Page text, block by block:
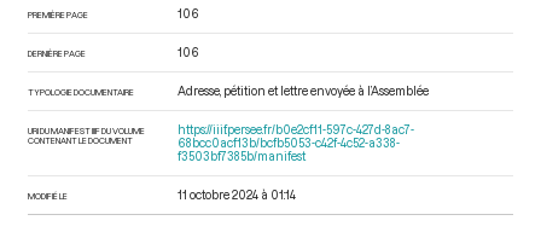
PREMIÈRE PAGE 106
DERNIÈRE PAGE 106
TYPOLOGIE DOCUMENTAIRE Adresse, pétition et lettre envoyée à l’Assemblée
URI DU MANIFEST IIIF DU VOLUME
CONTENANT LE DOCUMENT
https://iiif.persee.fr/b0e2cf11-597c-427d-8ac7-
68bcc0acf13b/bcfb5053-c42f-4c52-a338-
f3503bf7385b/manifest
MODIFIÉ LE 11 octobre 2024 à 01:14